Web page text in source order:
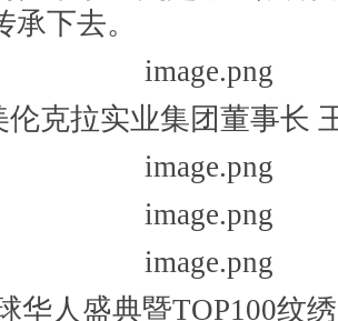
伦克拉实业集团董事长
华人盛典暨TOP100纹